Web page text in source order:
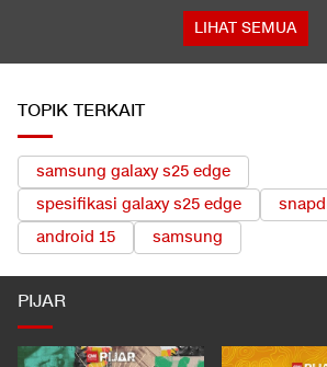
LIHAT SEMUA
TOPIK TERKAIT
samsung galaxy s25 edge
spesifikasi galaxy s25 edge
android 15
samsung
PIJAR